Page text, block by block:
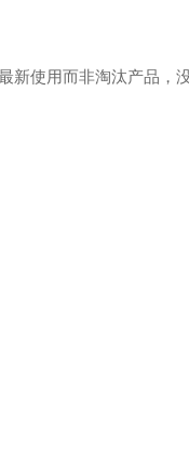
使用而非淘汰产品，